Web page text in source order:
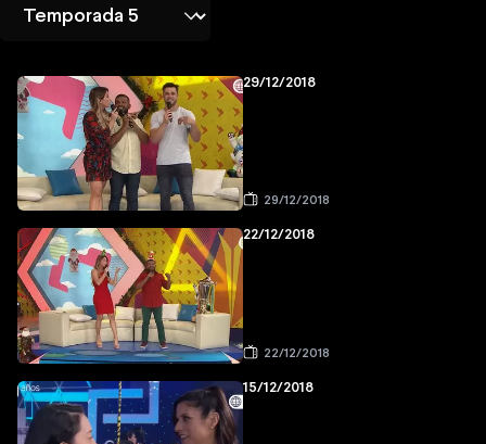
29/12/2018
29/12/2018
22/12/2018
22/12/2018
15/12/2018